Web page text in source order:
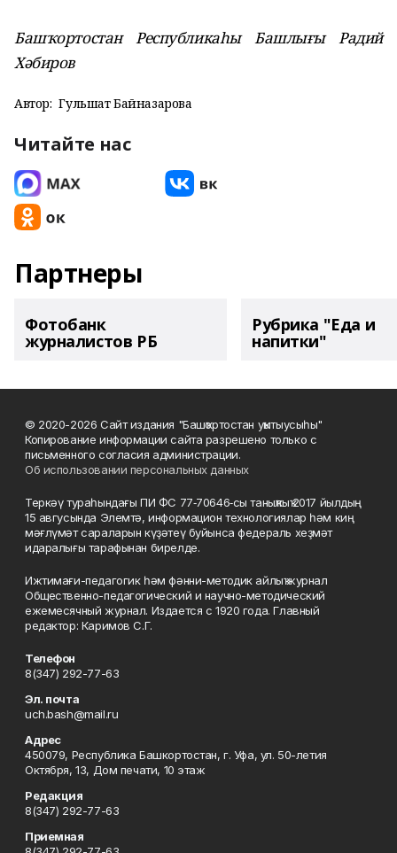
Башҡортостан Республикаһы Башлығы Радий
Хәбиров
Автор: Гульшат Байназарова
Читайте нас
Партнеры
Фотобанк
журналистов РБ
Рубрика "Еда и
напитки"
© 2020-2026 Сайт издания "Башҡортостан уҡытыусыһы"
Копирование информации сайта разрешено только с
письменного согласия администрации.
Об использовании персональных данных
Теркәү тураһындағы ПИ ФС 77‑70646‑сы таныҡлыҡ 2017 йылдың
15 авгусында Элемтә, информацион технологиялар һәм киң
мәғлүмәт сараларын күҙәтеү буйынса федераль хеҙмәт
идаралығы тарафынан бирелде.
Ижтимағи-педагогик һәм фәнни-методик айлыҡ журнал
Общественно-педагогический и научно-методический
ежемесячный журнал. Издается с 1920 года. Главный
редактор: Каримов С.Г.
Телефон
8(347) 292-77-63
Эл. почта
uch.bash@mail.ru
Адрес
450079, Республика Башкортостан, г. Уфа, ул. 50-летия
Октября, 13, Дом печати, 10 этаж
Редакция
8(347) 292-77-63
Приемная